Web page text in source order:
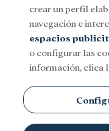
crear un perfil
navegación e
espacios
o configurar las
información, clica